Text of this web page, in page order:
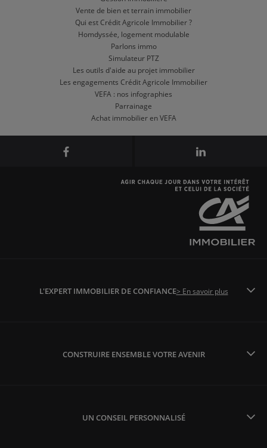
Vente de bien et terrain immobilier
Qui est Crédit Agricole Immobilier ?
Homdyssée, logement modulable
Parlons immo
Simulateur PTZ
Les outils d'aide au projet immobilier
Les engagements Crédit Agricole Immobilier
VEFA : nos infographies
Parrainage
Achat immobilier en VEFA
L'EXPERT IMMOBILIER DE CONFIANCE> En savoir plus
CONSTRUIRE ENSEMBLE VOTRE AVENIR
UN CONSEIL PERSONNALISÉ